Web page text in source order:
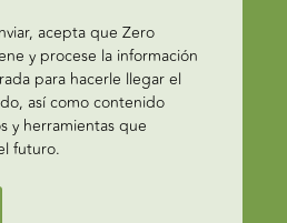
acepta que Zero
y procese la información
para hacerle llegar el
así como contenido
y herramientas que
futuro.